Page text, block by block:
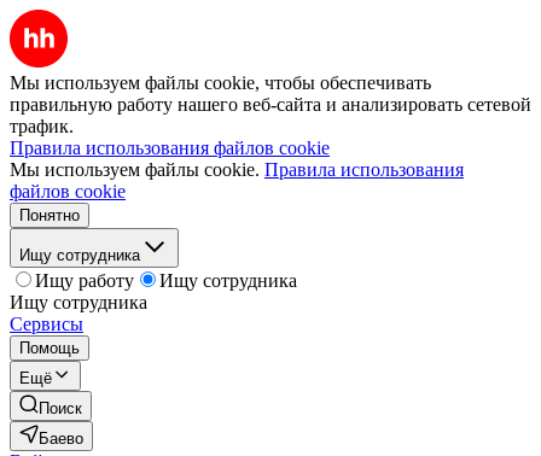
Мы используем файлы cookie, чтобы обеспечивать
правильную работу нашего веб-сайта и анализировать сетевой
трафик.
Правила использования файлов cookie
Мы используем файлы cookie. Правила использования
файлов cookie
Понятно
Ищу сотрудника
Ищу работу
Ищу сотрудника
Ищу сотрудника
Сервисы
Помощь
Ещё
Поиск
Баево